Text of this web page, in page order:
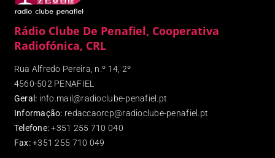
Rádio Clube De Penafiel, Cooperativa
Radiofónica, CRL
Rua Alfredo Pereira, n.º 14, 2º
4560-502 PENAFIEL
Geral: info.mail@radioclube-penafiel.pt
Informação: redaccaorcp@radioclube-penafiel.pt
Telefone: +351 255 710 040
Fax:+351 255 710 049